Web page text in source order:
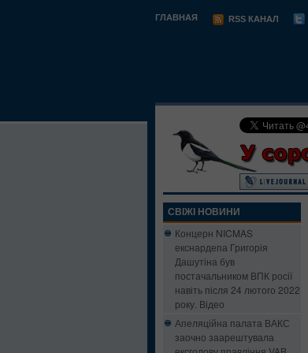
ГЛАВНАЯ RSS КАНАЛ
СВІЖІ НОВИНИ
Концерн NICMAS
екснардепа Григорія
Дашутіна був
постачальником ВПК росії
навіть після 24 лютого 2022
року. Відео
Апеляційна палата ВАКС
заочно заарештувала